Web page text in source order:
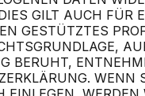
GILT AUCH FÜR
GESTÜTZTES
BERUHT,
WENN